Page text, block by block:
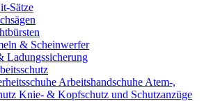
Sätze
& Scheinwerfer
Ladungssicherung
Arbeitshandschuhe Atem-,
Knie- & Kopfschutz und Schutzanzüge